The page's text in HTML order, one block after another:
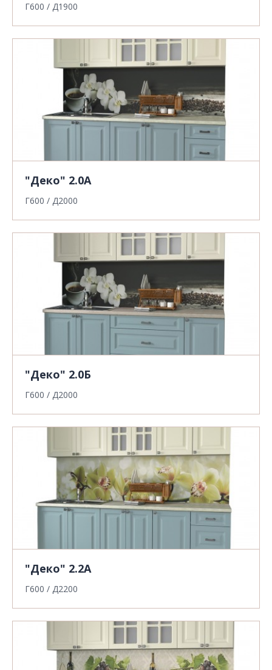
Г600 / Д1900
"Деко" 2.0А
Г600 / Д2000
"Деко" 2.0Б
Г600 / Д2000
"Деко" 2.2А
Г600 / Д2200